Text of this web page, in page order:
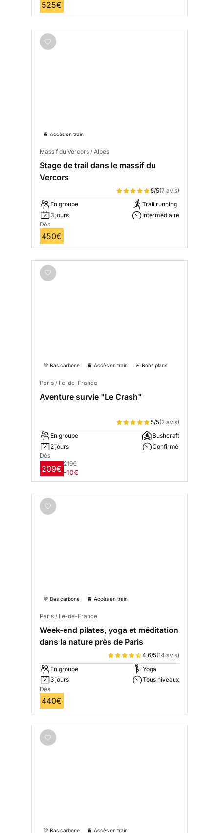
525€
🚆 Accès en train
Massif du Vercors / Alpes
Stage de trail dans le massif du
Vercors
5/5(7 avis)
En groupe
3 jours
Trail running
Intermédiaire
Dès
450€
💚 Bas carbone 🚆 Accès en train 🚨 Bons plans
Paris / Ile-de-France
Aventure survie "Le Crash"
5/5(2 avis)
En groupe
2 jours
Bushcraft
Confirmé
Dès
209€
219€
-10€
💚 Bas carbone 🚆 Accès en train
Paris / Ile-de-France
Week-end pilates, yoga et méditation
dans la nature près de Paris
4,6/5(14 avis)
En groupe
3 jours
Yoga
Tous niveaux
Dès
440€
💚 Bas carbone 🚆 Accès en train